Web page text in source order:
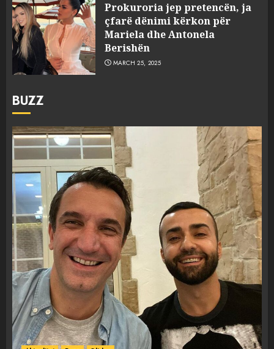
Prokuroria jep pretencën, ja
çfarë dënimi kërkon për
Mariela dhe Antonela
Berishën
MARCH 25, 2025
BUZZ